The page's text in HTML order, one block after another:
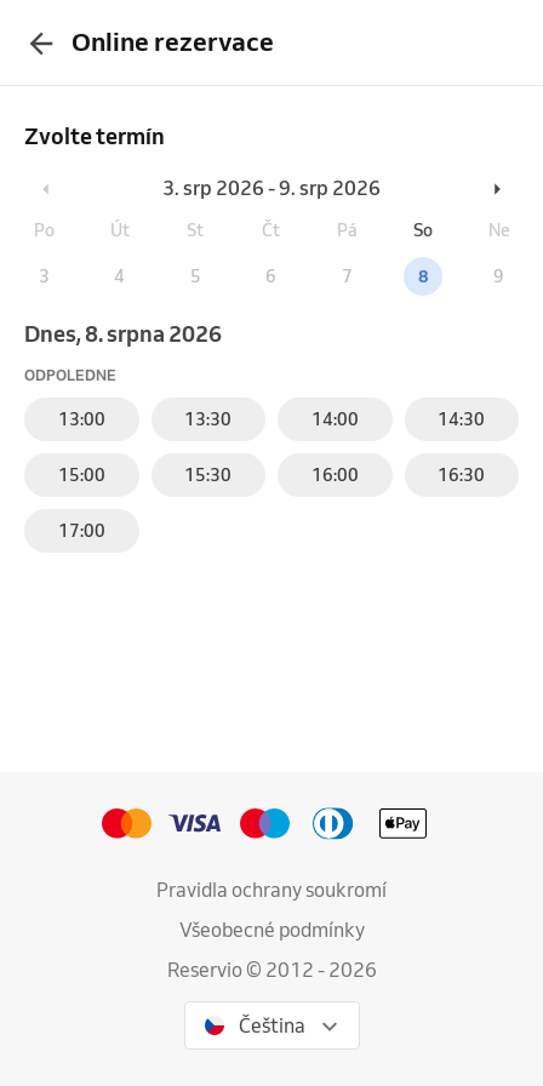
Online rezervace
Zvolte termín
3. srp 2026 - 9. srp 2026
Po Út St Čt Pá So Ne
3 4 5 6 7 8 9
Dnes, 8. srpna 2026
ODPOLEDNE
13:00 13:30 14:00 14:30
15:00 15:30 16:00 16:30
17:00
Pravidla ochrany soukromí
Všeobecné podmínky
Reservio © 2012 - 2026
Čeština